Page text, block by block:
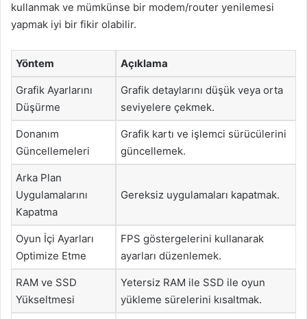
kullanmak ve mümkünse bir modem/router yenilemesi
yapmak iyi bir fikir olabilir.
Yöntem Açıklama
Grafik Ayarlarını
Düşürme
Grafik detaylarını düşük veya orta
seviyelere çekmek.
Donanım
Güncellemeleri
Grafik kartı ve işlemci sürücülerini
güncellemek.
Arka Plan
Uygulamalarını
Kapatma
Gereksiz uygulamaları kapatmak.
Oyun İçi Ayarları
Optimize Etme
FPS göstergelerini kullanarak
ayarları düzenlemek.
RAM ve SSD
Yükseltmesi
Yetersiz RAM ile SSD ile oyun
yükleme sürelerini kısaltmak.